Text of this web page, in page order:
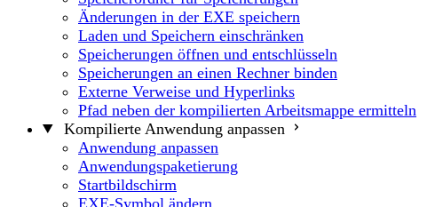
Änderungen in der EXE speichern
Laden und Speichern einschränken
Speicherungen öffnen und entschlüsseln
Speicherungen an einen Rechner binden
Externe Verweise und Hyperlinks
Pfad neben der kompilierten Arbeitsmappe ermitteln
Kompilierte Anwendung anpassen
Anwendung anpassen
Anwendungspaketierung
Startbildschirm
EXE-Symbol ändern